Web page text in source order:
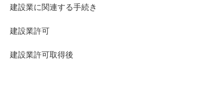
建設業に関連する手続き
建設業許可
建設業許可取得後